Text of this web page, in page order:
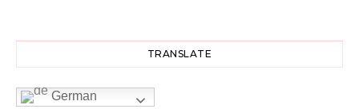
TRANSLATE
German